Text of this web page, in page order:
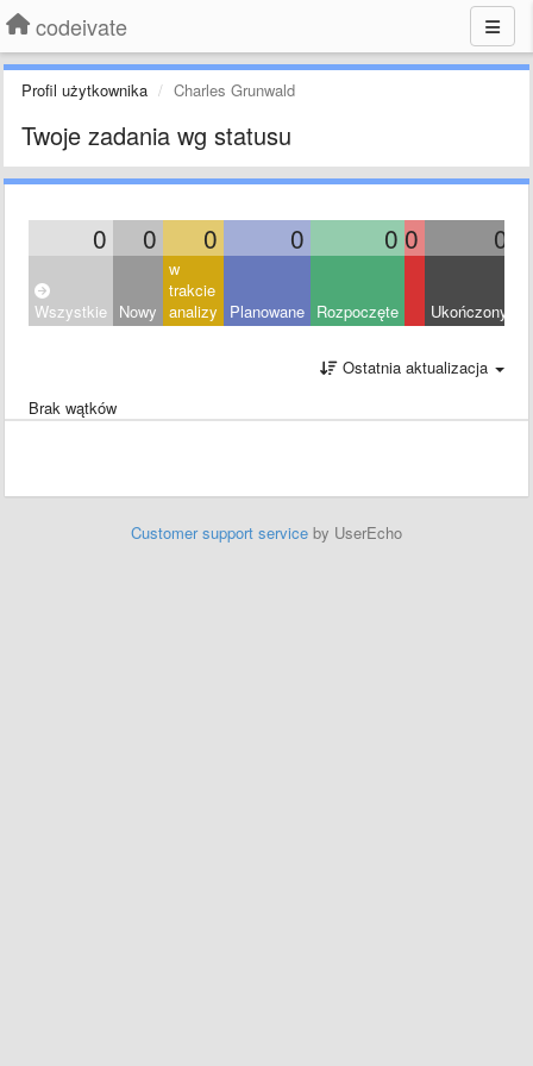
codeivate
Profil użytkownika Charles Grunwald
Twoje zadania wg statusu
0 0 0 0 0 0 0
Wszystkie Nowy
w
trakcie
analizy
Planowane Rozpoczęte Ukończony
Ostatnia aktualizacja
Brak wątków
Customer support service by UserEcho